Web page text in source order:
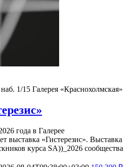
1/15 Галерея «Краснохолмская»
года в Галерее
выставка «Гистерезис». Выставка
курса SA))_2026 сообщества